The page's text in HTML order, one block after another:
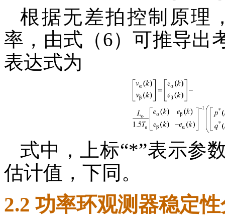
根据无差拍控制原理
率，由式（6）可推导出
表达式为
式中，上标“*”表示参
估计值，下同。
2.2 功率环观测器稳定